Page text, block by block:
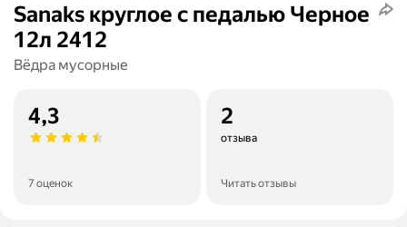
Sanaks круглое с педалью Черное
12л 2412
Вёдра мусорные
4,3
7 оценок
2
отзыва
Читать отзывы